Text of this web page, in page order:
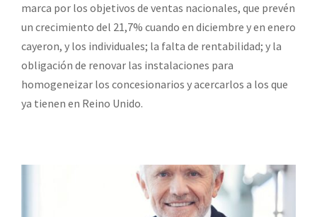
marca por los objetivos de ventas nacionales, que prevén
un crecimiento del 21,7% cuando en diciembre y en enero
cayeron, y los individuales; la falta de rentabilidad; y la
obligación de renovar las instalaciones para
homogeneizar los concesionarios y acercarlos a los que
ya tienen en Reino Unido.